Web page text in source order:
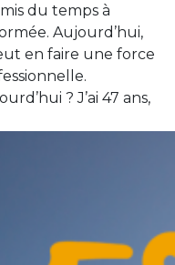
du temps à
Aujourd’hui,
en faire une force
? J’ai 47 ans,